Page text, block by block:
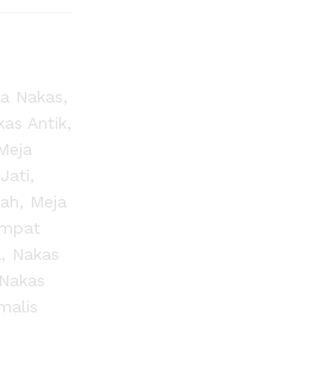
Nakas
Antik
Meja
Nakas